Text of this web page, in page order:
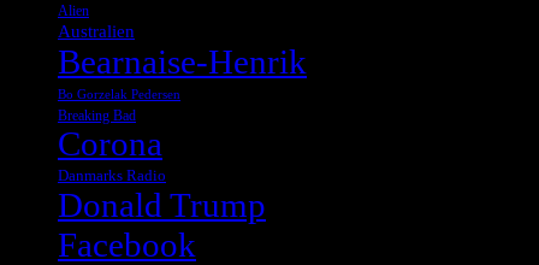
Alien
Australien
Bearnaise-Henrik
Bo Gorzelak Pedersen
Breaking Bad
Corona
Danmarks Radio
Donald Trump
Facebook